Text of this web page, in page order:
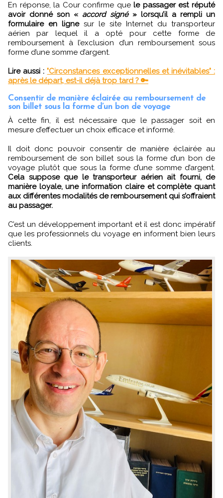
En réponse, la Cour confirme quele passager est réputé
avoir donné son « accord signé » lorsqu’il a rempli un
formulaire en lignesur le site Internet du transporteur
aérien par lequel il a opté pour cette forme de
remboursement à l’exclusion d’un remboursement sous
forme d’une somme d’argent.
Lire aussi : "Circonstances exceptionnelles et inévitables" :
après le départ, est-il déjà trop tard ? 🔑
Consentir de manière éclairée au remboursement de
son billet sous la forme d’un bon de voyage
À cette fin, il est nécessaire que le passager soit en
mesure d’effectuer un choix efficace et informé.
Il doit donc pouvoir consentir de manière éclairée au
remboursement de son billet sous la forme d’un bon de
voyage plutôt que sous la forme d’une somme d’argent.
Cela suppose que le transporteur aérien ait fourni, de
manière loyale, une information claire et complète quant
aux différentes modalités de remboursement qui s’offraient
au passager.
C’est un développement important et il est donc impératif
que les professionnels du voyage en informent bien leurs
clients.